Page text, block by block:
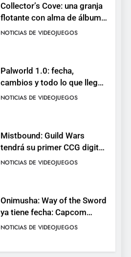
Collector’s Cove: una granja
flotante con alma de álbum
de cromos
NOTICIAS DE VIDEOJUEGOS
Palworld 1.0: fecha,
cambios y todo lo que llega
con el lanzamiento
NOTICIAS DE VIDEOJUEGOS
Mistbound: Guild Wars
tendrá su primer CCG digital
para PC y móviles
NOTICIAS DE VIDEOJUEGOS
Onimusha: Way of the Sword
ya tiene fecha: Capcom
lanza demo gratuita y abre
NOTICIAS DE VIDEOJUEGOS